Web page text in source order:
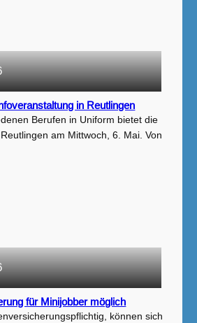
in Reutlingen
Berufen in Uniform bietet die
am Mittwoch, 6. Mai. Von
für Minijobber möglich
können sich